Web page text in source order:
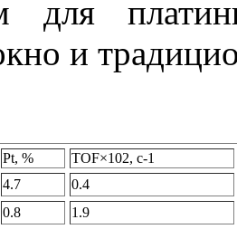
для
и
Pt, %
TOF×102, с-1
4.7
0.4
0.8
1.9